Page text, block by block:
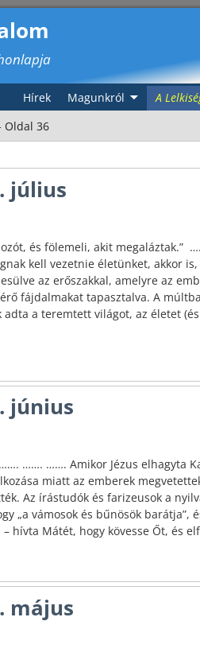
Hírek Magunkról A
Oldal 36
július
és fölemeli, akit megaláztak.”
kell vezetnie életünket, akkor
az erőszakkal, amelyre az
fájdalmakat tapasztalva. A
a teremtett világot, az életet
június
……. ……. ……. Amikor Jézus elhagyta
miatt az emberek
Az írástudók és farizeusok a
„a vámosok és bűnösök
hívta Mátét, hogy kövesse Őt, és
május